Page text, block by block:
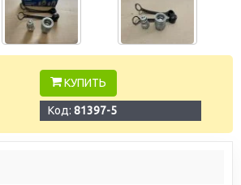
КУПИТЬ
Код: 81397-5